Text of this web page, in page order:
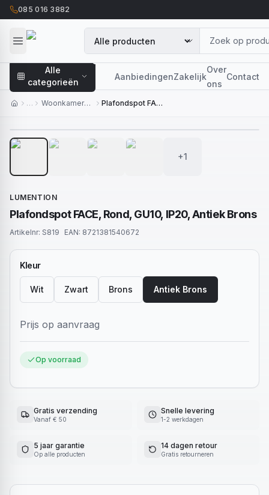
085 016 3882
Alle
categorieën
AanbiedingenZakelijk
Over
ons
Contact
… Woonkamerverlichting
Plafondspot FACE, Rond, GU10, IP20, Antiek Brons
+1
LUMENTION
Plafondspot FACE, Rond, GU10, IP20, Antiek Brons
Artikelnr: S819 EAN: 8721381540672
Kleur
Wit Zwart Brons Antiek Brons
Prijs op aanvraag
Op voorraad
Gratis verzending
Vanaf € 50
Snelle levering
1-2 werkdagen
5 jaar garantie
Op alle producten
14 dagen retour
Gratis retourneren